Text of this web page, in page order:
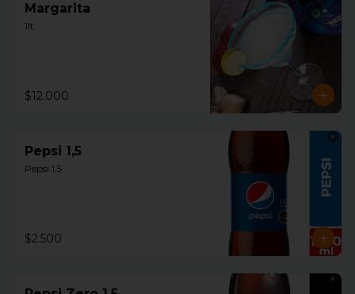
Margarita
1lt.
$12.000
Pepsi 1,5
Pepsi 1,5
$2.500